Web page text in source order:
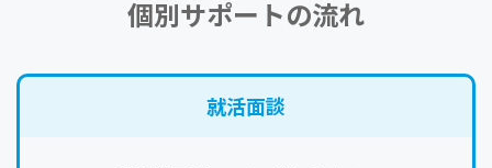
個別サポートの流れ
就活⾯談